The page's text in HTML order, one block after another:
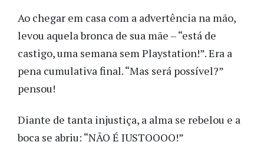
Ao chegar em casa com a advertência na mão,
levou aquela bronca de sua mãe – “está de
castigo, uma semana sem Playstation!”. Era a
pena cumulativa final. “Mas será possível?”
pensou!
Diante de tanta injustiça, a alma se rebelou e a
boca se abriu: “NÃO É JUSTOOOO!”